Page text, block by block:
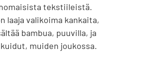
tekstiileistä.
laaja valikoima kankaita,
bambua, puuvilla, ja
muiden joukossa.